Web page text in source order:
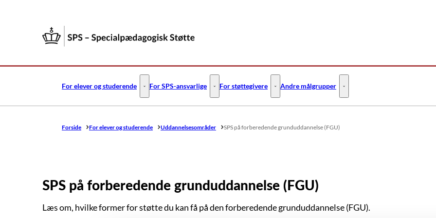
For elever og studerende For elever og studerende - Flere links
For SPS-ansvarlige For SPS-ansvarlige - Flere links
For støttegivere For støttegivere - Flere links
Andre målgrupper Andre målgrupper - Flere links
Forside For elever og studerende Uddannelsesområder SPS på forberedende grunduddannelse (FGU)
SPS på forberedende grunduddannelse (FGU)
Læs om, hvilke former for støtte du kan få på den forberedende grunduddannelse (FGU).